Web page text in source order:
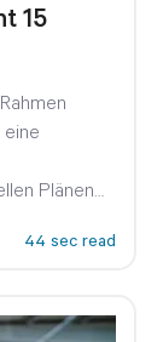
15
Plänen
44 sec read